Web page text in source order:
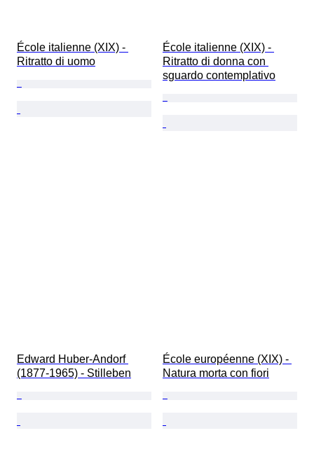
École italienne (XIX) -
Ritratto di uomo
École italienne (XIX) -
Ritratto di donna con
sguardo contemplativo
Edward Huber-Andorf
(1877-1965) - Stilleben
École européenne (XIX) -
Natura morta con fiori